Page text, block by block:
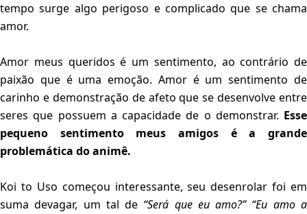
tempo surge algo perigoso e complicado que se chama
amor.
Amor meus queridos é um sentimento, ao contrário de
paixão que é uma emoção. Amor é um sentimento de
carinho e demonstração de afeto que se desenvolve entre
seres que possuem a capacidade de o demonstrar. Esse
pequeno sentimento meus amigos é a grande
problemática do animê.
Koi to Uso começou interessante, seu desenrolar foi em
suma devagar, um tal de “Será que eu amo?” “Eu amo a